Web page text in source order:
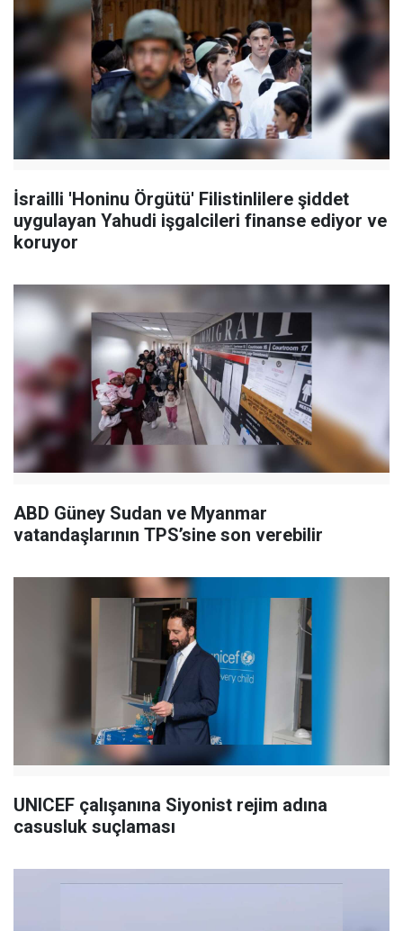
İsrailli 'Honinu Örgütü' Filistinlilere şiddet
uygulayan Yahudi işgalcileri finanse ediyor ve
koruyor
ABD Güney Sudan ve Myanmar
vatandaşlarının TPS’sine son verebilir
UNICEF çalışanına Siyonist rejim adına
casusluk suçlaması